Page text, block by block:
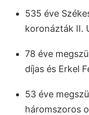
535 éve
koronázták II.
78 éve
díjas és Erkel
53 éve
háromszoros